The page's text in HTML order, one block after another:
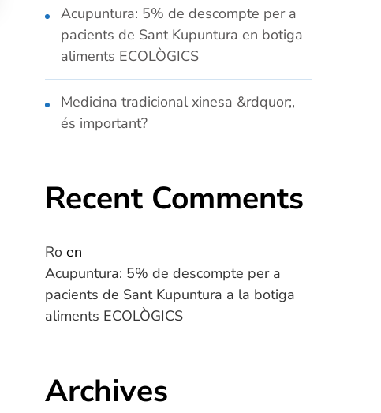
Acupuntura: 5% de descompte per a
pacients de Sant Kupuntura en botiga
aliments ECOLÒGICS
Medicina tradicional xinesa &rdquor;,
és important?
Recent Comments
Roen
Acupuntura: 5% de descompte per a
pacients de Sant Kupuntura a la botiga
aliments ECOLÒGICS
Archives